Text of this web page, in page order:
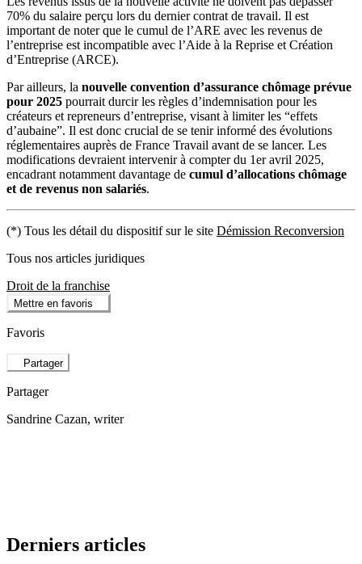
70% du salaire perçu lors du dernier contrat de travail. Il est
important de noter que le cumul de l’ARE avec les revenus de
l’entreprise est incompatible avec l’Aide à la Reprise et Création
d’Entreprise (ARCE).
Par ailleurs, la nouvelle convention d’assurance chômage prévue
pour 2025 pourrait durcir les règles d’indemnisation pour les
créateurs et repreneurs d’entreprise, visant à limiter les “effets
d’aubaine”. Il est donc crucial de se tenir informé des évolutions
réglementaires auprès de France Travail avant de se lancer. Les
modifications devraient intervenir à compter du 1er avril 2025,
encadrant notamment davantage de cumul d’allocations chômage
et de revenus non salariés.
(*) Tous les détail du dispositif sur le site Démission Reconversion
Tous nos articles juridiques
Droit de la franchise
Mettre en favoris
Favoris
Partager
Partager
Sandrine Cazan, writer
Derniers articles